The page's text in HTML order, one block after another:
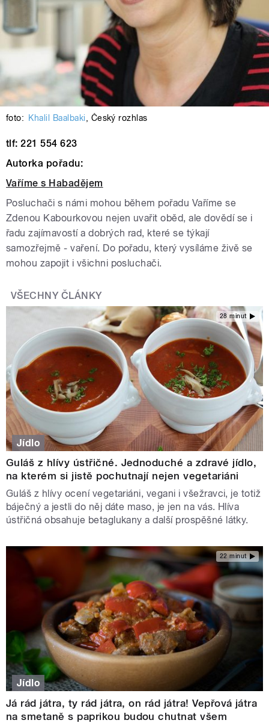
foto: Khalil Baalbaki, Český rozhlas
tlf: 221 554 623
Autorka pořadu:
Vaříme s Habadějem
Posluchači s námi mohou během pořadu Vaříme se
Zdenou Kabourkovou nejen uvařit oběd, ale dovědí se i
řadu zajímavostí a dobrých rad, které se týkají
samozřejmě - vaření. Do pořadu, který vysíláme živě se
mohou zapojit i všichni posluchači.
VŠECHNY ČLÁNKY
28 minut
Jídlo
Guláš z hlívy ústřičné. Jednoduché a zdravé jídlo,
na kterém si jistě pochutnají nejen vegetariáni
Guláš z hlívy ocení vegetariáni, vegani i všežravci, je totiž
báječný a jestli do něj dáte maso, je jen na vás. Hlíva
ústřičná obsahuje betaglukany a další prospěšné látky.
22 minut
Jídlo
Já rád játra, ty rád játra, on rád játra! Vepřová játra
na smetaně s paprikou budou chutnat všem